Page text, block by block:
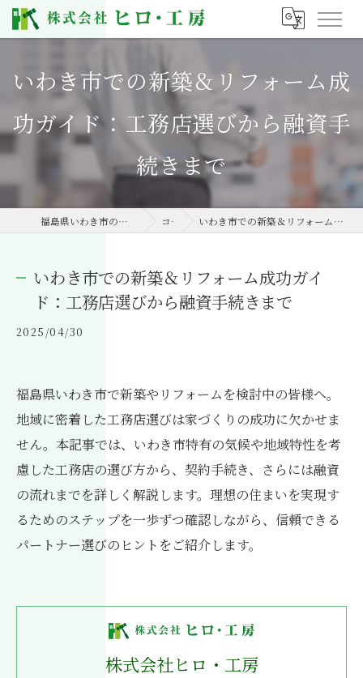
いわき市での新築＆リフォーム成
功ガイド：工務店選びから融資手
続きまで
福島県いわき市の工務店なら株式会社ヒロ・工房 コラム いわき市での新築＆リフォーム成功ガイド：工務店選びから融資手続きまで
いわき市での新築＆リフォーム成功ガイ
ド：工務店選びから融資手続きまで
2025/04/30
福島県いわき市で新築やリフォームを検討中の皆様へ。
地域に密着した工務店選びは家づくりの成功に欠かせま
せん。本記事では、いわき市特有の気候や地域特性を考
慮した工務店の選び方から、契約手続き、さらには融資
の流れまでを詳しく解説します。理想の住まいを実現す
るためのステップを一歩ずつ確認しながら、信頼できる
パートナー選びのヒントをご紹介します。
株式会社ヒロ・工房